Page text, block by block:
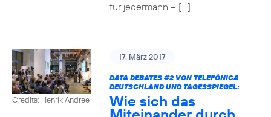
für jedermann – […]
Credits: Henrik Andree
17. März 2017
DATA DEBATES #2VON TELEFÓNICA
DEUTSCHLAND UND TAGESSPIEGEL:
Wie sich das